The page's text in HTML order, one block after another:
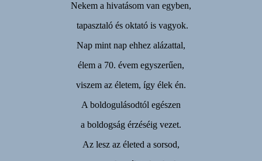
Nekem a hivatásom van egyben,
tapasztaló és oktató is vagyok.
Nap mint nap ehhez alázattal,
élem a 70. évem egyszerűen,
viszem az életem, így élek én.
A boldogulásodtól egészen
a boldogság érzéséig vezet.
Az lesz az életed a sorsod,